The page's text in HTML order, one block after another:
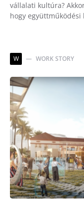
vállalati kultúra?
hogy
W WORK STORY